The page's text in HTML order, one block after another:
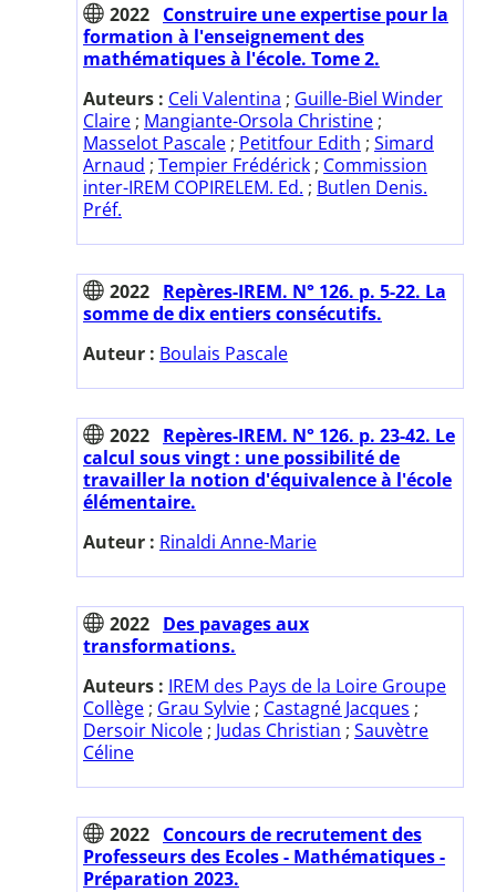
2022 Construire une expertise pour la
formation à l'enseignement des
mathématiques à l'école. Tome 2.
Auteurs : Celi Valentina ; Guille-Biel Winder
Claire ; Mangiante-Orsola Christine ;
Masselot Pascale ; Petitfour Edith ; Simard
Arnaud ; Tempier Frédérick ; Commission
inter-IREM COPIRELEM. Ed. ; Butlen Denis.
Préf.
2022 Repères-IREM. N° 126. p. 5-22. La
somme de dix entiers consécutifs.
Auteur : Boulais Pascale
2022 Repères-IREM. N° 126. p. 23-42. Le
calcul sous vingt : une possibilité de
travailler la notion d'équivalence à l'école
élémentaire.
Auteur : Rinaldi Anne-Marie
2022 Des pavages aux
transformations.
Auteurs : IREM des Pays de la Loire Groupe
Collège ; Grau Sylvie ; Castagné Jacques ;
Dersoir Nicole ; Judas Christian ; Sauvètre
Céline
2022 Concours de recrutement des
Professeurs des Ecoles - Mathématiques -
Préparation 2023.